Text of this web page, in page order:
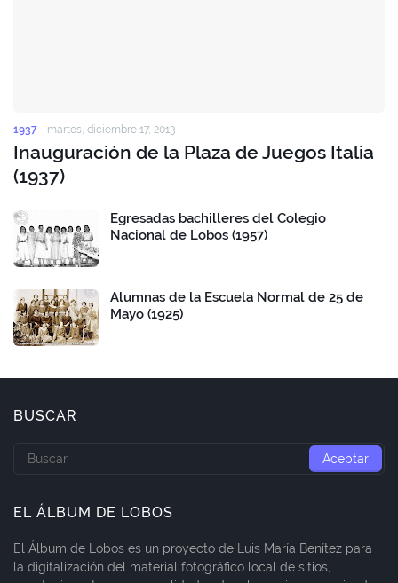
1937 - martes, diciembre 17, 2013
Inauguración de la Plaza de Juegos Italia
(1937)
Egresadas bachilleres del Colegio
Nacional de Lobos (1957)
Alumnas de la Escuela Normal de 25 de
Mayo (1925)
BUSCAR
EL ÁLBUM DE LOBOS
El Álbum de Lobos es un proyecto de Luis María Benítez para
la digitalización del material fotográfico local de sitios,